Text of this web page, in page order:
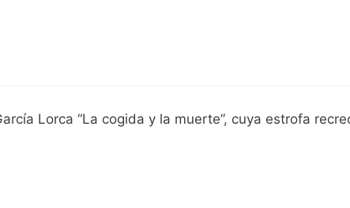
Lorca “La cogida y la muerte”, cuya estrofa